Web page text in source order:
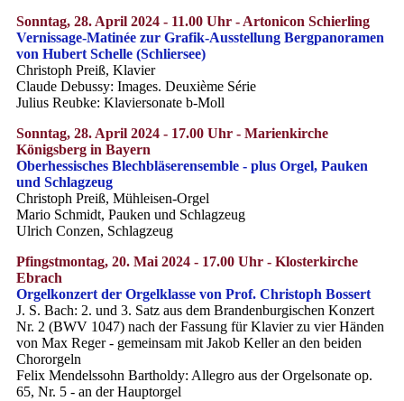
Sonntag, 28. April 2024 - 11.00 Uhr - Artonicon Schierling
Vernissage-Matinée zur Grafik-Ausstellung Bergpanoramen
von Hubert Schelle (Schliersee)
Christoph Preiß, Klavier
Claude Debussy: Images. Deuxième Série
Julius Reubke: Klaviersonate b-Moll
Sonntag, 28. April 2024 - 17.00 Uhr - Marienkirche
Königsberg in Bayern
Oberhessisches Blechbläserensemble - plus Orgel, Pauken
und Schlagzeug
Christoph Preiß, Mühleisen-Orgel
Mario Schmidt, Pauken und Schlagzeug
Ulrich Conzen, Schlagzeug
Pfingstmontag, 20. Mai 2024 - 17.00 Uhr - Klosterkirche
Ebrach
Orgelkonzert der Orgelklasse von Prof. Christoph Bossert
J. S. Bach: 2. und 3. Satz aus dem Brandenburgischen Konzert
Nr. 2 (BWV 1047) nach der Fassung für Klavier zu vier Händen
von Max Reger - gemeinsam mit Jakob Keller an den beiden
Chororgeln
Felix Mendelssohn Bartholdy: Allegro aus der Orgelsonate op.
65, Nr. 5 - an der Hauptorgel